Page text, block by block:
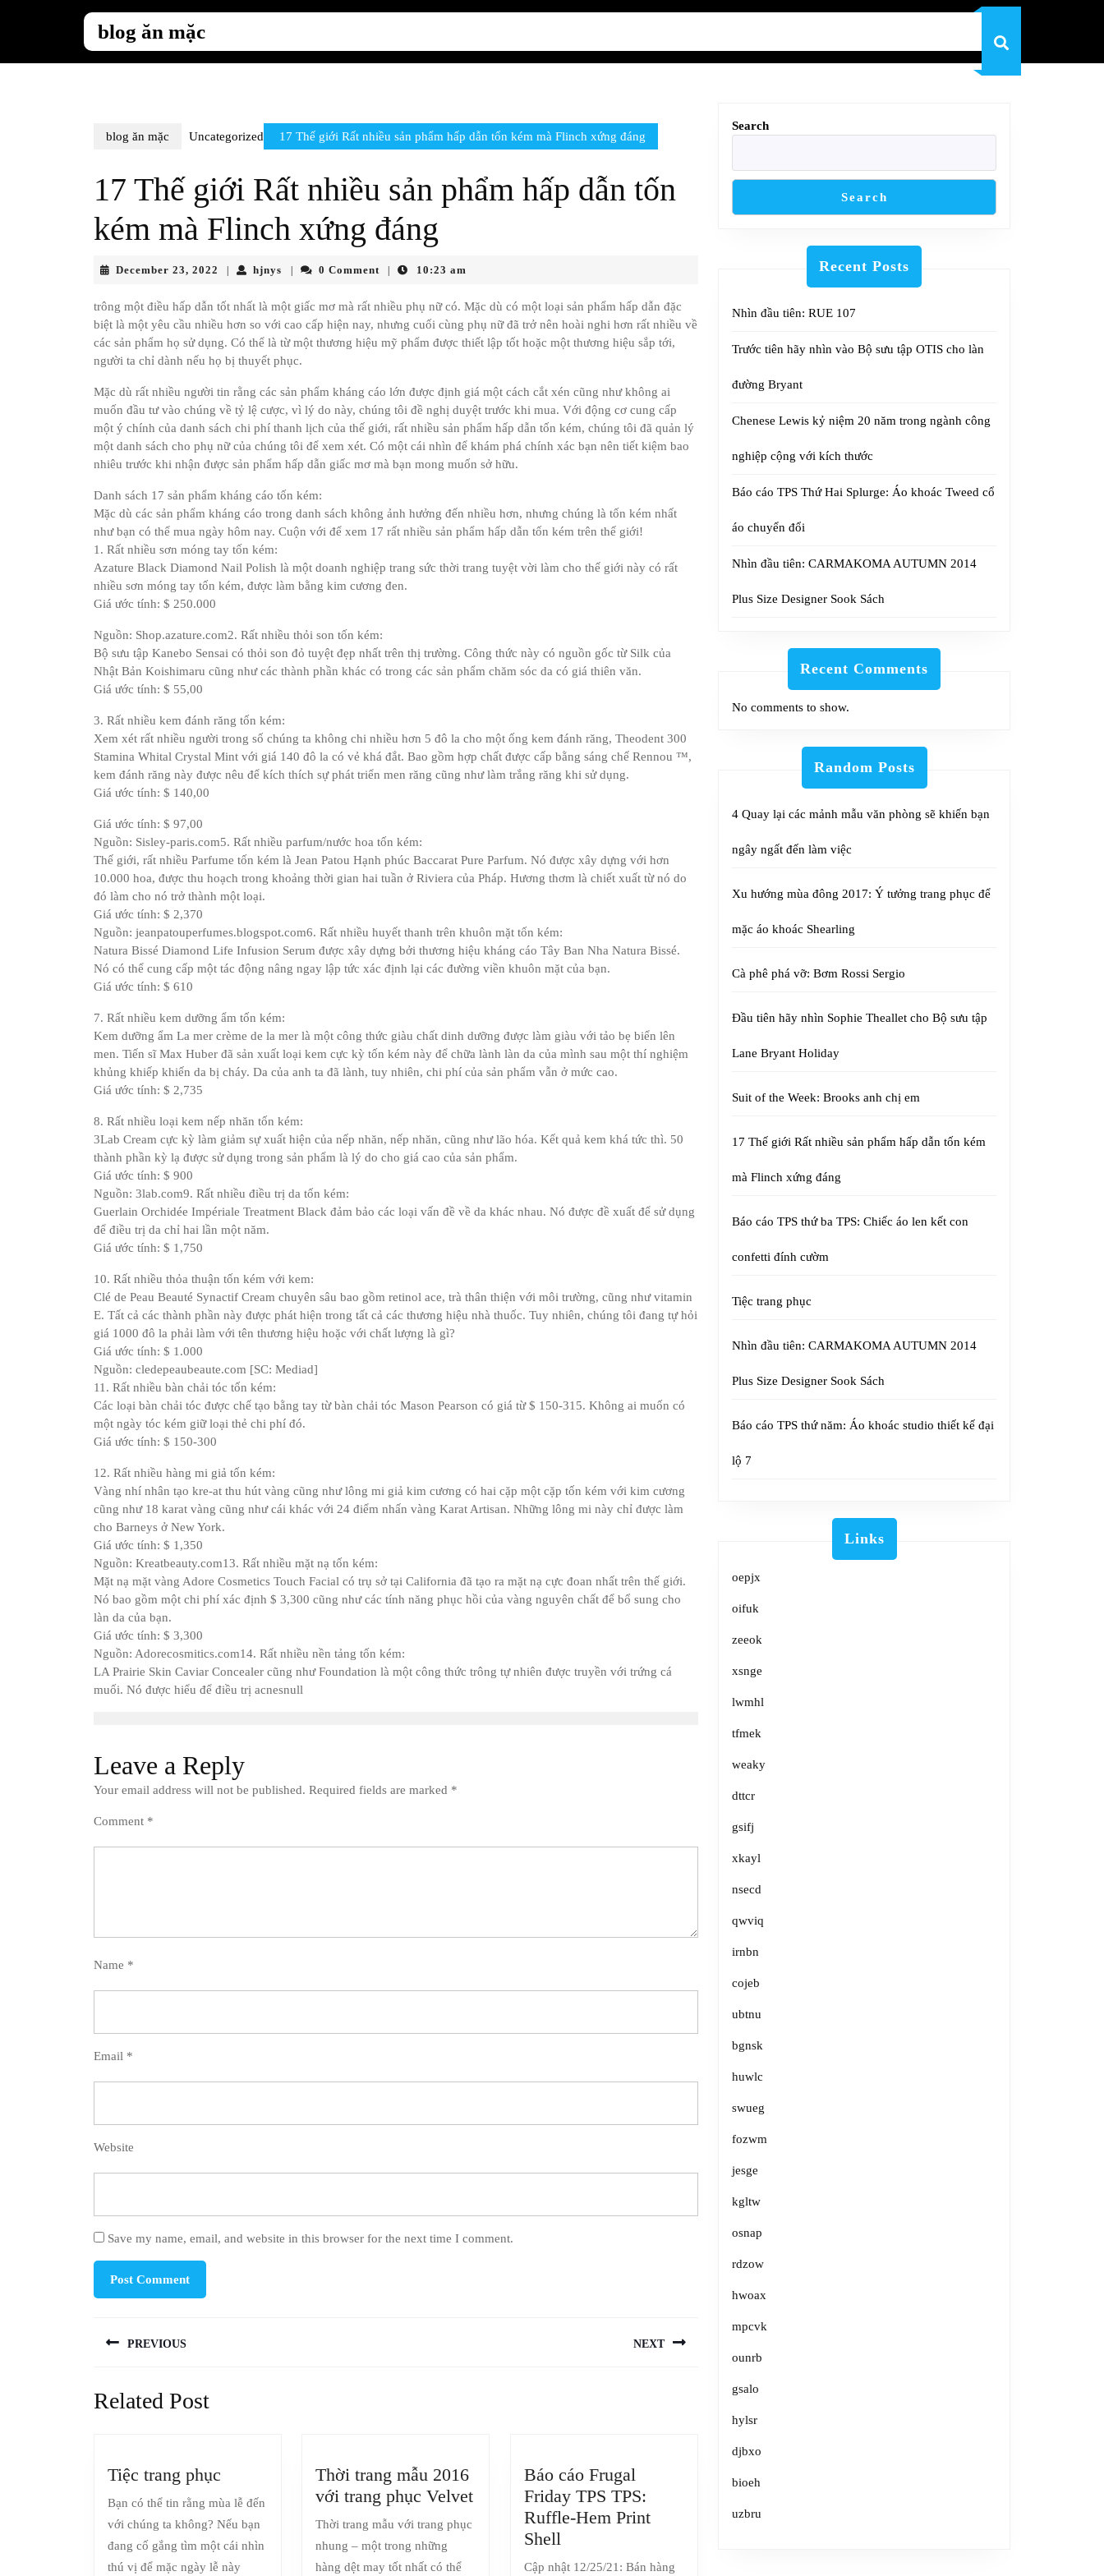
blog ăn mặc
blog ăn mặc Uncategorized 17 Thế giới Rất nhiều sản phẩm hấp dẫn tốn kém mà Flinch xứng đáng
17 Thế giới Rất nhiều sản phẩm hấp dẫn tốn
kém mà Flinch xứng đáng
December 23, 2022 December
2022
hjnys hjnys 0 Comment 10:23 am
trông một điều hấp dẫn tốt nhất là một giấc mơ mà rất nhiều phụ nữ có. Mặc dù có một loại sản phẩm hấp dẫn đặc
biệt là một yêu cầu nhiều hơn so với cao cấp hiện nay, nhưng cuối cùng phụ nữ đã trở nên hoài nghi hơn rất nhiều về
các sản phẩm họ sử dụng. Có thể là từ một thương hiệu mỹ phẩm được thiết lập tốt hoặc một thương hiệu sắp tới,
người ta chỉ dành nếu họ bị thuyết phục.
Mặc dù rất nhiều người tin rằng các sản phẩm kháng cáo lớn được định giá một cách cắt xén cũng như không ai
muốn đầu tư vào chúng về tỷ lệ cược, vì lý do này, chúng tôi đề nghị duyệt trước khi mua. Với động cơ cung cấp
một ý chính của danh sách chi phí thanh lịch của thế giới, rất nhiều sản phẩm hấp dẫn tốn kém, chúng tôi đã quản lý
một danh sách cho phụ nữ của chúng tôi để xem xét. Có một cái nhìn để khám phá chính xác bạn nên tiết kiệm bao
nhiêu trước khi nhận được sản phẩm hấp dẫn giấc mơ mà bạn mong muốn sở hữu.
Danh sách 17 sản phẩm kháng cáo tốn kém:
Mặc dù các sản phẩm kháng cáo trong danh sách không ảnh hưởng đến nhiều hơn, nhưng chúng là tốn kém nhất
như bạn có thể mua ngày hôm nay. Cuộn với để xem 17 rất nhiều sản phẩm hấp dẫn tốn kém trên thế giới!
1. Rất nhiều sơn móng tay tốn kém:
Azature Black Diamond Nail Polish là một doanh nghiệp trang sức thời trang tuyệt vời làm cho thế giới này có rất
nhiều sơn móng tay tốn kém, được làm bằng kim cương đen.
Giá ước tính: $ 250.000
Nguồn: Shop.azature.com2. Rất nhiều thỏi son tốn kém:
Bộ sưu tập Kanebo Sensai có thỏi son đỏ tuyệt đẹp nhất trên thị trường. Công thức này có nguồn gốc từ Silk của
Nhật Bản Koishimaru cũng như các thành phần khác có trong các sản phẩm chăm sóc da có giá thiên văn.
Giá ước tính: $ 55,00
3. Rất nhiều kem đánh răng tốn kém:
Xem xét rất nhiều người trong số chúng ta không chi nhiều hơn 5 đô la cho một ống kem đánh răng, Theodent 300
Stamina Whital Crystal Mint với giá 140 đô la có vẻ khá đắt. Bao gồm hợp chất được cấp bằng sáng chế Rennou ™,
kem đánh răng này được nêu để kích thích sự phát triển men răng cũng như làm trắng răng khi sử dụng.
Giá ước tính: $ 140,00
Giá ước tính: $ 97,00
Nguồn: Sisley-paris.com5. Rất nhiều parfum/nước hoa tốn kém:
Thế giới, rất nhiều Parfume tốn kém là Jean Patou Hạnh phúc Baccarat Pure Parfum. Nó được xây dựng với hơn
10.000 hoa, được thu hoạch trong khoảng thời gian hai tuần ở Riviera của Pháp. Hương thơm là chiết xuất từ nó do
đó làm cho nó trở thành một loại.
Giá ước tính: $ 2,370
Nguồn: jeanpatouperfumes.blogspot.com6. Rất nhiều huyết thanh trên khuôn mặt tốn kém:
Natura Bissé Diamond Life Infusion Serum được xây dựng bởi thương hiệu kháng cáo Tây Ban Nha Natura Bissé.
Nó có thể cung cấp một tác động nâng ngay lập tức xác định lại các đường viền khuôn mặt của bạn.
Giá ước tính: $ 610
7. Rất nhiều kem dưỡng ẩm tốn kém:
Kem dưỡng ẩm La mer crème de la mer là một công thức giàu chất dinh dưỡng được làm giàu với tảo bẹ biển lên
men. Tiến sĩ Max Huber đã sản xuất loại kem cực kỳ tốn kém này để chữa lành làn da của mình sau một thí nghiệm
khủng khiếp khiến da bị cháy. Da của anh ta đã lành, tuy nhiên, chi phí của sản phẩm vẫn ở mức cao.
Giá ước tính: $ 2,735
8. Rất nhiều loại kem nếp nhăn tốn kém:
3Lab Cream cực kỳ làm giảm sự xuất hiện của nếp nhăn, nếp nhăn, cũng như lão hóa. Kết quả kem khá tức thì. 50
thành phần kỳ lạ được sử dụng trong sản phẩm là lý do cho giá cao của sản phẩm.
Giá ước tính: $ 900
Nguồn: 3lab.com9. Rất nhiều điều trị da tốn kém:
Guerlain Orchidée Impériale Treatment Black đảm bảo các loại vấn đề về da khác nhau. Nó được đề xuất để sử dụng
để điều trị da chỉ hai lần một năm.
Giá ước tính: $ 1,750
10. Rất nhiều thỏa thuận tốn kém với kem:
Clé de Peau Beauté Synactif Cream chuyên sâu bao gồm retinol ace, trà thân thiện với môi trường, cũng như vitamin
E. Tất cả các thành phần này được phát hiện trong tất cả các thương hiệu nhà thuốc. Tuy nhiên, chúng tôi đang tự hỏi
giá 1000 đô la phải làm với tên thương hiệu hoặc với chất lượng là gì?
Giá ước tính: $ 1.000
Nguồn: cledepeaubeaute.com [SC: Mediad]
11. Rất nhiều bàn chải tóc tốn kém:
Các loại bàn chải tóc được chế tạo bằng tay từ bàn chải tóc Mason Pearson có giá từ $ 150-315. Không ai muốn có
một ngày tóc kém giữ loại thẻ chi phí đó.
Giá ước tính: $ 150-300
12. Rất nhiều hàng mi giả tốn kém:
Vàng nhí nhân tạo kre-at thu hút vàng cũng như lông mi giả kim cương có hai cặp một cặp tốn kém với kim cương
cũng như 18 karat vàng cũng như cái khác với 24 điểm nhấn vàng Karat Artisan. Những lông mi này chỉ được làm
cho Barneys ở New York.
Giá ước tính: $ 1,350
Nguồn: Kreatbeauty.com13. Rất nhiều mặt nạ tốn kém:
Mặt nạ mặt vàng Adore Cosmetics Touch Facial có trụ sở tại California đã tạo ra mặt nạ cực đoan nhất trên thế giới.
Nó bao gồm một chi phí xác định $ 3,300 cũng như các tính năng phục hồi của vàng nguyên chất để bổ sung cho
làn da của bạn.
Giá ước tính: $ 3,300
Nguồn: Adorecosmitics.com14. Rất nhiều nền tảng tốn kém:
LA Prairie Skin Caviar Concealer cũng như Foundation là một công thức trông tự nhiên được truyền với trứng cá
muối. Nó được hiểu để điều trị acnesnull
Leave a Reply
Your email address will not be published. Required fields are marked *
Comment *
Name *
Email *
Website
Save my name, email, and website in this browser for the next time I comment.
navigation
PREVIOUS
post:
NEXT
Related Post
Tiệc trang phục
trang
phục
Bạn có thể tin rằng mùa lễ đến
với chúng ta không? Nếu bạn
đang cố gắng tìm một cái nhìn
thú vị để mặc ngày lễ này
Thời trang mẫu 2016
với trang phục VelvetThời
Thời trang mẫu với trang phục
nhung – một trong những
hàng dệt may tốt nhất có thể
Báo cáo Frugal
Friday TPS TPS:
Ruffle-Hem Print
Shell
cáo
Cập nhật 12/25/21: Bán hàng
Search
Search
Recent Posts
Nhìn đầu tiên: RUE 107
Trước tiên hãy nhìn vào Bộ sưu tập OTIS cho làn
đường Bryant
Chenese Lewis kỷ niệm 20 năm trong ngành công
nghiệp cộng với kích thước
Báo cáo TPS Thứ Hai Splurge: Áo khoác Tweed cổ
áo chuyển đổi
Nhìn đầu tiên: CARMAKOMA AUTUMN 2014
Plus Size Designer Sook Sách
Recent Comments
No comments to show.
Random Posts
4 Quay lại các mảnh mẫu văn phòng sẽ khiến bạn
ngây ngất đến làm việc
Xu hướng mùa đông 2017: Ý tưởng trang phục để
mặc áo khoác Shearling
Cà phê phá vỡ: Bơm Rossi Sergio
Đầu tiên hãy nhìn Sophie Theallet cho Bộ sưu tập
Lane Bryant Holiday
Suit of the Week: Brooks anh chị em
17 Thế giới Rất nhiều sản phẩm hấp dẫn tốn kém
mà Flinch xứng đáng
Báo cáo TPS thứ ba TPS: Chiếc áo len kết con
confetti đính cườm
Tiệc trang phục
Nhìn đầu tiên: CARMAKOMA AUTUMN 2014
Plus Size Designer Sook Sách
Báo cáo TPS thứ năm: Áo khoác studio thiết kế đại
lộ 7
Links
oepjx
oifuk
zeeok
xsnge
lwmhl
tfmek
weaky
dttcr
gsifj
xkayl
nsecd
qwviq
irnbn
cojeb
ubtnu
bgnsk
huwlc
swueg
fozwm
jesge
kgltw
osnap
rdzow
hwoax
mpcvk
ounrb
gsalo
hylsr
djbxo
bioeh
uzbru